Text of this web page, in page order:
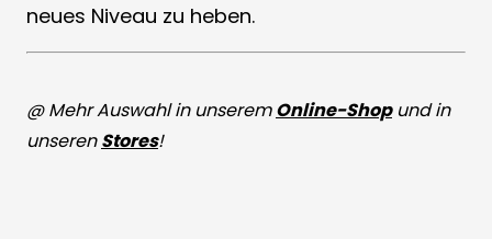
neues Niveau zu heben.
@ Mehr Auswahl in unseremOnline-Shopund in
unserenStores!